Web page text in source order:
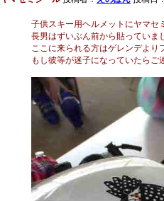
子供スキー用ヘルメットにヤマセ
長男はずいぶん前から貼っていま
ここに来られる方はゲレンデより
もし彼等が迷子になっていたらご